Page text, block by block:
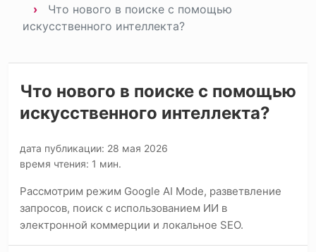
Что нового в поиске с помощью
искусственного интеллекта?
Что нового в поиске с помощью
искусственного интеллекта?
дата публикации: 28 мая 2026
время чтения: 1 мин.
Рассмотрим режим Google AI Mode, разветвление
запросов, поиск с использованием ИИ в
электронной коммерции и локальное SEO.